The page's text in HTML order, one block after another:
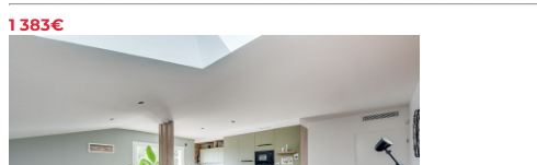
1 383€